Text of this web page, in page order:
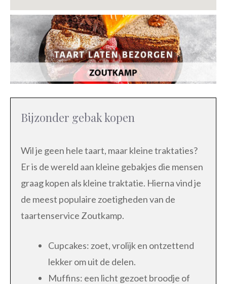
Bijzonder gebak kopen
Wil je geen hele taart, maar kleine traktaties?
Er is de wereld aan kleine gebakjes die mensen
graag kopen als kleine traktatie. Hierna vind je
de meest populaire zoetigheden van de
taartenservice Zoutkamp.
Cupcakes: zoet, vrolijk en ontzettend
lekker om uit de delen.
Muffins: een licht gezoet broodje of